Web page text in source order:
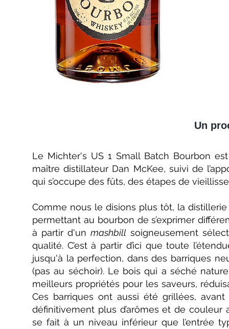
Un
Le Michter's US 1 Small Batch Bourbon
maître distillateur Dan McKee, suivi de
qui s’occupe des fûts, des étapes de
Comme nous le disions plus tôt, la
permettant au bourbon de s’exprimer
à partir d'unmashbill soigneusement
qualité. C’est à partir d’ici que toute
jusqu'à la perfection, dans des barriques
(pas au séchoir). Le bois qui a séché
meilleurs propriétés pour les saveurs,
Ces barriques ont aussi été grillées,
définitivement plus d’arômes et de couleur
se fait à un niveau inférieur que l’entrée